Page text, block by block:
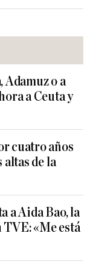
Adamuz o a
a Ceuta y
cuatro años
altas de la
a Aida Bao, la
«Me está